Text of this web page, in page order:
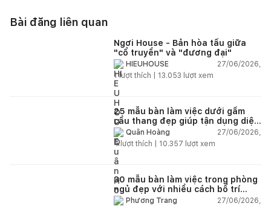
Bài đăng liên quan
Ngơi House - Bản hòa tấu giữa
"cổ truyền" và "đương đại"
HIEUHOUSE
27/06/2026,
1lượt thích | 13.053 lượt xem
25 mẫu bàn làm việc dưới gầm
cầu thang đẹp giúp tận dụng diện
tích tưởng chừng bị bỏ quên
Quân Hoàng
27/06/2026,
4lượt thích | 10.357 lượt xem
30 mẫu bàn làm việc trong phòng
ngủ đẹp với nhiều cách bố trí
thông minh cho mọi diện tích
Phương Trang
27/06/2026,